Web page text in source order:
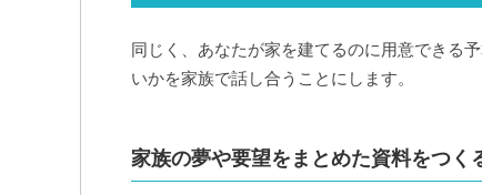
同じく、あなたが家を建てるのに用意できる
いかを家族で話し合うことにします。
家族の夢や要望をまとめた資料をつく